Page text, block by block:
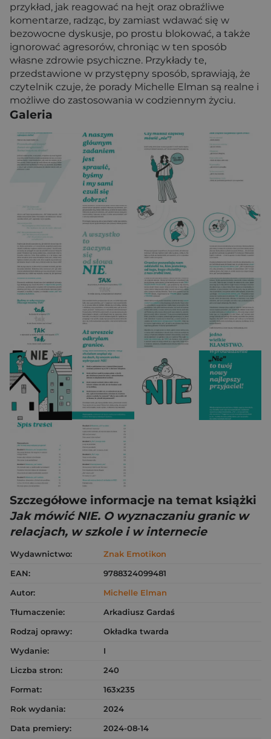
przykład, jak reagować na hejt oraz obraźliwe
komentarze, radząc, by zamiast wdawać się w
bezowocne dyskusje, po prostu blokować, a także
ignorować agresorów, chroniąc w ten sposób
własne zdrowie psychiczne. Przykłady te,
przedstawione w przystępny sposób, sprawiają, że
czytelnik czuje, że porady Michelle Elman są realne i
możliwe do zastosowania w codziennym życiu.
Galeria
Szczegółowe informacje na temat książki
Jak mówić NIE. O wyznaczaniu granic w
relacjach, w szkole i w internecie
Wydawnictwo:
Znak Emotikon
EAN:
9788324099481
Autor:
Michelle Elman
Tłumaczenie:
Arkadiusz Gardaś
Rodzaj oprawy:
Okładka twarda
Wydanie:
I
Liczba stron:
240
Format:
163x235
Rok wydania:
2024
Data premiery:
2024-08-14